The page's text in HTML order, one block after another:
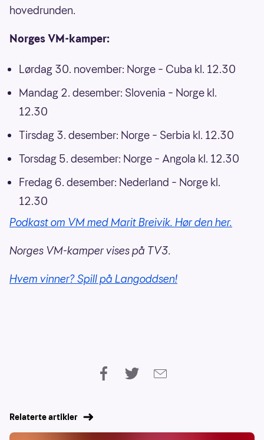
hovedrunden.
Norges VM-kamper:
Lørdag 30. november: Norge – Cuba kl. 12.30
Mandag 2. desember: Slovenia – Norge kl.
12.30
Tirsdag 3. desember: Norge – Serbia kl. 12.30
Torsdag 5. desember: Norge – Angola kl. 12.30
Fredag 6. desember: Nederland – Norge kl.
12.30
Podkast om VM med Marit Breivik. Hør den her.
Norges VM-kamper vises på TV3.
Hvem vinner? Spill på Langoddsen!
Relaterte artikler